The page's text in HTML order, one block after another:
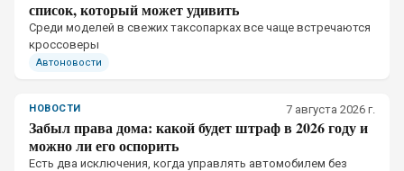
список, который может удивить
Среди моделей в свежих таксопарках все чаще встречаются
кроссоверы
Автоновости
НОВОСТИ 7 августа 2026 г.
Забыл права дома: какой будет штраф в 2026 году и
можно ли его оспорить
Есть два исключения, когда управлять автомобилем без